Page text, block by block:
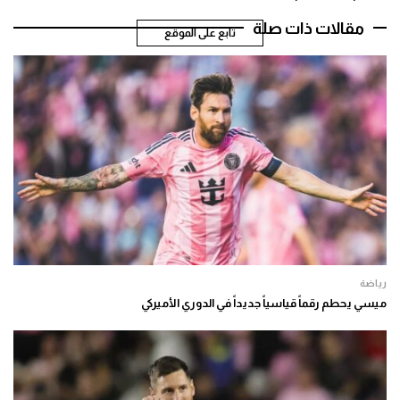
تابع على الموقع مقالات ذات صلة
رياضة
ميسي يحطم رقماً قياسياً جديداً في الدوري الأميركي